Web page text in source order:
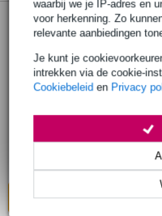
waarbij we je IP-adres en
voor herkenning. Zo
relevante aanbiedingen
Je kunt je
intrekken via de cookie-
Cookiebeleid en Privacy
Analog
Arcade +
Adviesprijs
Op
In